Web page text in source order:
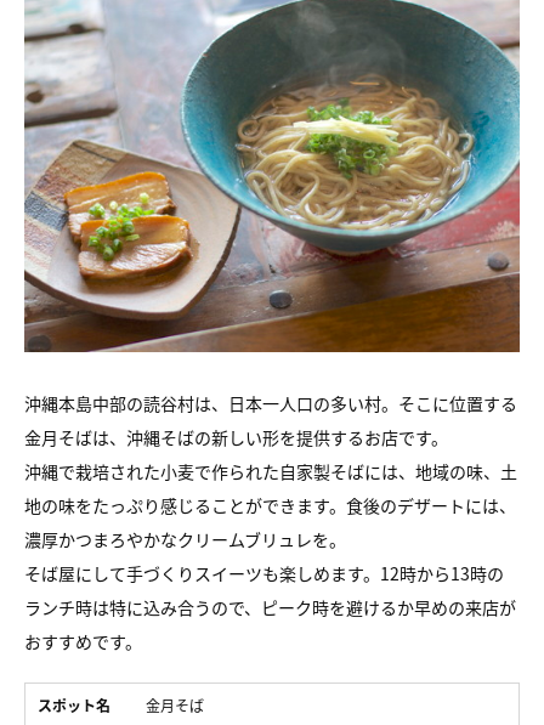
沖縄本島中部の読谷村は、日本一人口の多い村。そこに位置する
金月そばは、沖縄そばの新しい形を提供するお店です。
沖縄で栽培された小麦で作られた自家製そばには、地域の味、土
地の味をたっぷり感じることができます。食後のデザートには、
濃厚かつまろやかなクリームブリュレを。
そば屋にして手づくりスイーツも楽しめます。12時から13時の
ランチ時は特に込み合うので、ピーク時を避けるか早めの来店が
おすすめです。
スポット名 金月そば